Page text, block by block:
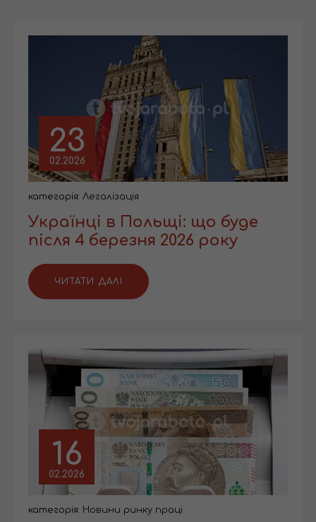
23
02.2026
категорія: Легалізація
Українці в Польщі: що буде
після 4 березня 2026 року
ЧИТАТИ ДАЛІ
16
02.2026
категорія: Новини ринку праці